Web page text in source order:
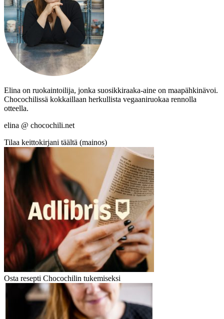
Elina on ruokaintoilija, jonka suosikkiraaka-aine on maapähkinävoi.
Chocochilissä kokkaillaan herkullista vegaaniruokaa rennolla
otteella.
elina @ chocochili.net
Tilaa keittokirjani täältä (mainos)
Osta resepti Chocochilin tukemiseksi